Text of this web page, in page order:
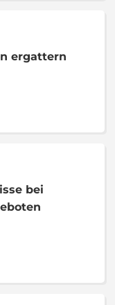
ergattern
bei